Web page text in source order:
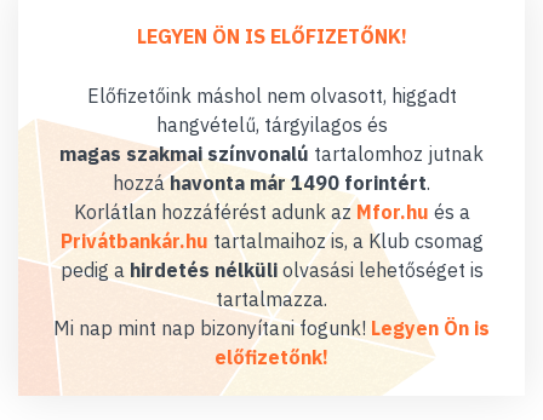
LEGYEN ÖN IS ELŐFIZETŐNK!
Előfizetőink máshol nem olvasott, higgadt
hangvételű, tárgyilagos és
magas szakmai színvonalú tartalomhoz jutnak
hozzáhavonta már 1490 forintért.
Korlátlan hozzáférést adunk az Mfor.hu és a
Privátbankár.hu tartalmaihoz is, a Klub csomag
pedig a hirdetés nélküliolvasási lehetőséget is
tartalmazza.
Mi nap mint nap bizonyítani fogunk! Legyen Ön is
előfizetőnk!